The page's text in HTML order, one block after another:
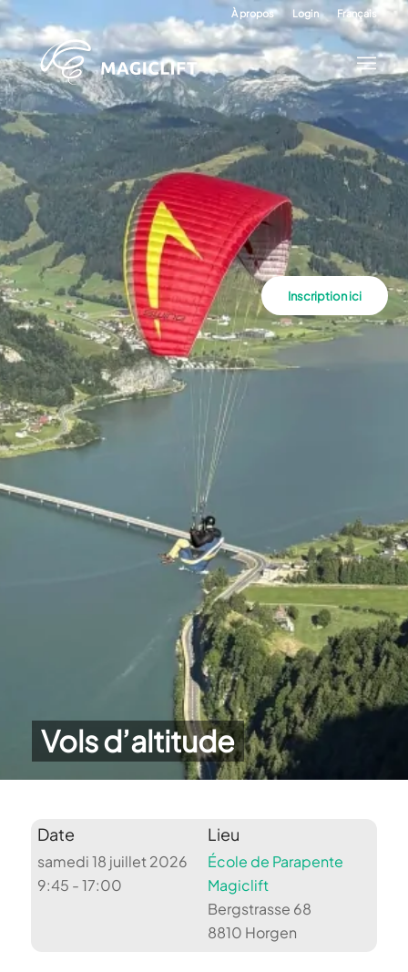
À propos Login Français
Vols d’altitude
Inscription ici
Date
samedi 18 juillet 2026
9:45 - 17:00
Lieu
École de Parapente
Magiclift
Bergstrasse 68
8810 Horgen